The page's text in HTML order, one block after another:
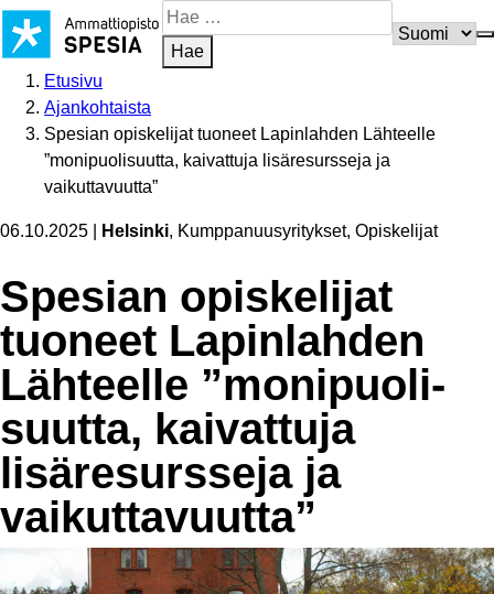
Siirry
sisältöön
Hae
sivustosta
Hae
Etusivu
Ajankohtaista
Spesian opiskelijat tuoneet Lapinlahden Lähteelle
”monipuolisuutta, kaivattuja lisäresursseja ja
vaikuttavuutta”
06.10.2025 Helsinki, Kumppanuusyritykset, Opiskelijat
Spesian opiskelijat
tuoneet Lapinlahden
Lähteelle ”monipuo­li­
suutta, kaivattuja
lisäresursseja ja
vaikuttavuutta”